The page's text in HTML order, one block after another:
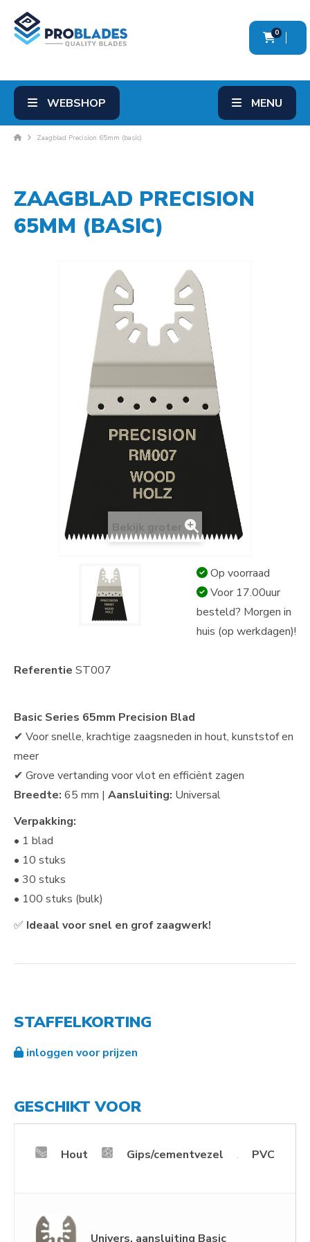
0
WEBSHOP MENU
Zaagblad Precision 65mm (basic)
ZAAGBLAD PRECISION
65MM (BASIC)
Bekijk groter
Op voorraad
Voor 17.00uur
besteld? Morgen in
huis (op werkdagen)!
Referentie ST007
Basic Series 65mm Precision Blad
✔ Voor snelle, krachtige zaagsneden in hout, kunststof en
meer
✔ Grove vertanding voor vlot en efficiënt zagen
Breedte: 65 mm | Aansluiting: Universal
Verpakking:
• 1 blad
• 10 stuks
• 30 stuks
• 100 stuks (bulk)
✅ Ideaal voor snel en grof zaagwerk!
STAFFELKORTING
inloggen voor prijzen
GESCHIKT VOOR
Hout Gips/cementvezel PVC
Univers. aansluiting Basic